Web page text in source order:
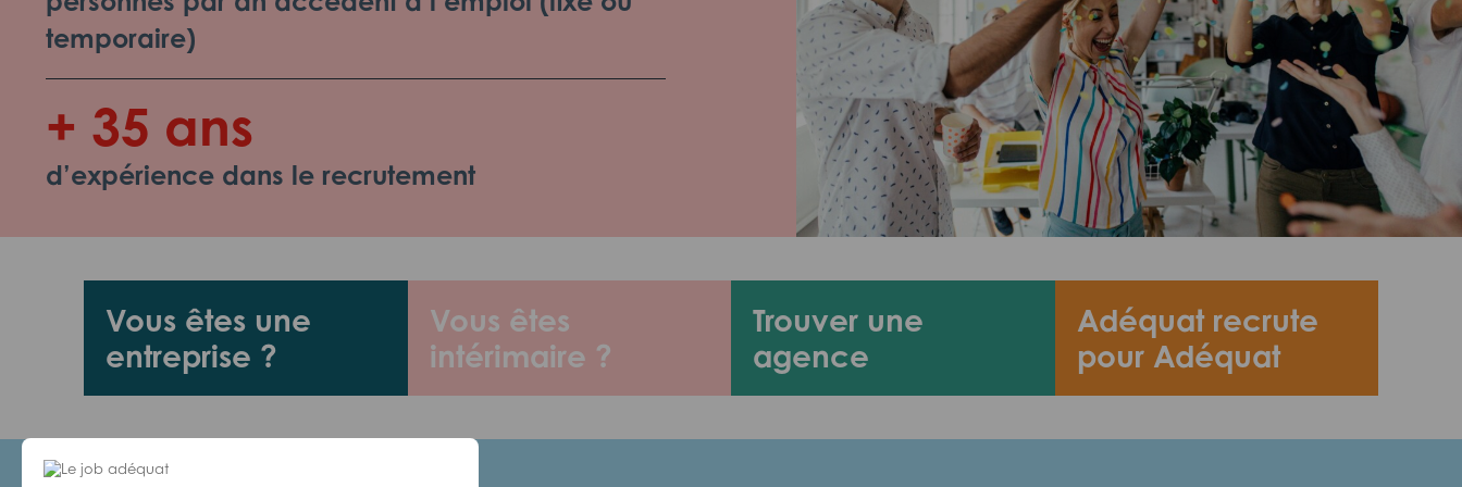
temporaire)
+ 35 ans
d’expérience dans le recrutement
Vous êtes une
entreprise ?
Vous êtes
intérimaire ?
Trouver une
agence
Adéquat recrute
pour Adéquat